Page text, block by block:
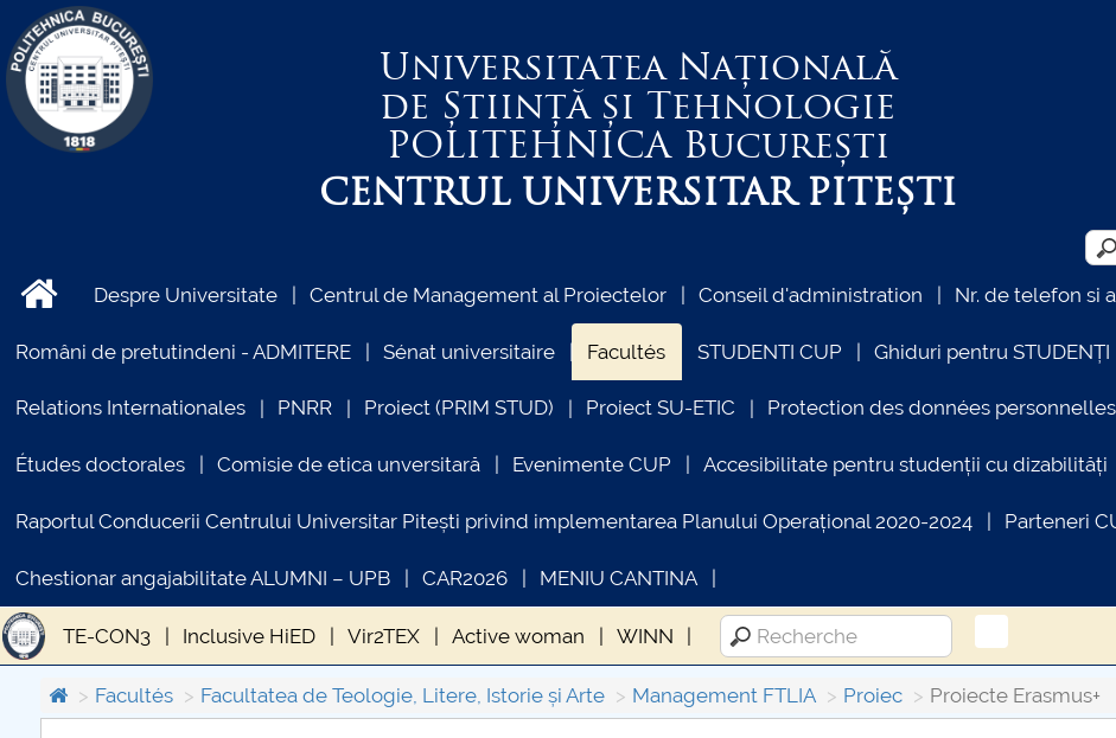
Universitatea Națională
de Știință și Tehnologie
POLITEHNICABucurești
CENTRUL UNIVERSITAR PITEȘTI
Despre Universitate Centrul de Management al Proiectelor Conseil d'administration Nr. de telefon si
Români de pretutindeni - ADMITERE Sénat universitaire Facultés STUDENTI CUP Ghiduri pentru STUDENȚI
Relations Internationales PNRR Proiect (PRIM STUD) Proiect SU-ETIC Protection des données personnelles
Études doctorales Comisie de etica unversitară Evenimente CUP Accesibilitate pentru studenții cu dizabilități
Raportul Conducerii Centrului Universitar Pitești privind implementarea Planului Operațional 2020-2024 Parteneri
Chestionar angajabilitate ALUMNI – UPB CAR2026 MENIU CANTINA
TE-CON3 Inclusive HiED Vir2TEX Active woman WINN
Facultés Facultatea de Teologie, Litere, Istorie și Arte Management FTLIA Proiec Proiecte Erasmus+